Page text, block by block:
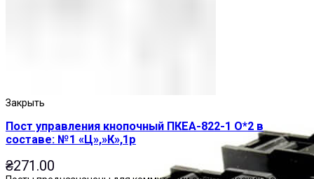
Закрыть
Пост управления кнопочный ПКЕА-822-1 О*2 в
составе: №1 «Ц»,»К»,1р
₴271.00